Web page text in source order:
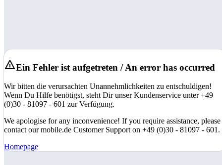
Ein Fehler ist aufgetreten / An error has occurred
Wir bitten die verursachten Unannehmlichkeiten zu entschuldigen!
Wenn Du Hilfe benötigst, steht Dir unser Kundenservice unter +49
(0)30 - 81097 - 601 zur Verfügung.
We apologise for any inconvenience! If you require assistance, please
contact our mobile.de Customer Support on +49 (0)30 - 81097 - 601.
Homepage